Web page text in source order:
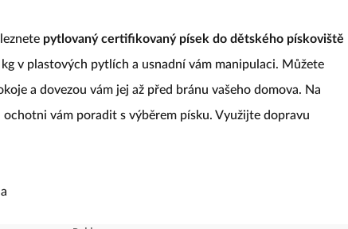
pytlovaný certifikovaný písek do dětského pískoviště
v plastových pytlích a usnadní vám manipulaci. Můžete
a dovezou vám jej až před bránu vašeho domova. Na
vám poradit s výběrem písku. Využijte dopravu